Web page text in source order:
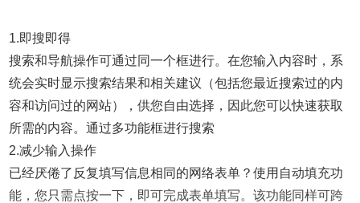
1.即搜即得
搜索和导航操作可通过同一个框进行。在您输入内容时，系
统会实时显示搜索结果和相关建议（包括您最近搜索过的内
容和访问过的网站），供您自由选择，因此您可以快速获取
所需的内容。通过多功能框进行搜索
2.减少输入操作
已经厌倦了反复填写信息相同的网络表单？使用自动填充功
能，您只需点按一下，即可完成表单填写。该功能同样可跨